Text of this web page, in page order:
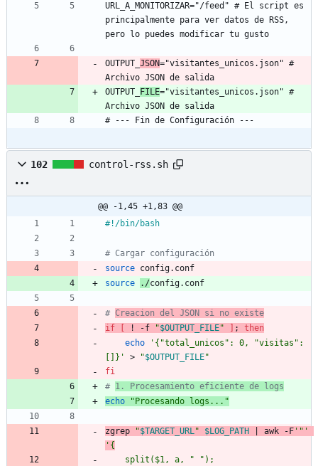
URL_A_MONITORIZAR="/feed" # El script es
principalmente para ver datos de RSS,
pero lo puedes modificar tu gusto
OUTPUT_ JSON="visitantes_unicos.json" #
Archivo JSON de salida
OUTPUT_
FILE="visitantes_unicos.json" #
Archivo JSON de salida
# --- Fin de Configuración ---
102 control-rss.sh
@@ -1,45 +1,83 @@
#!/bin/bash
# Cargar configuración
source config.conf
source
./config.conf
# Creacion del JSON si no existe
if
! -f "$OUTPUT_FILE" ;
then
echo
'{"total_unicos": 0, "visitas":
[]}'
> "$OUTPUT_FILE"
fi
# 1. Procesamiento eficiente de logs
echo
"Procesando logs..."
zgrep "$TARGET_URL" $LOG_PATH awk -F '"'
'{
    split($1, a, " ");